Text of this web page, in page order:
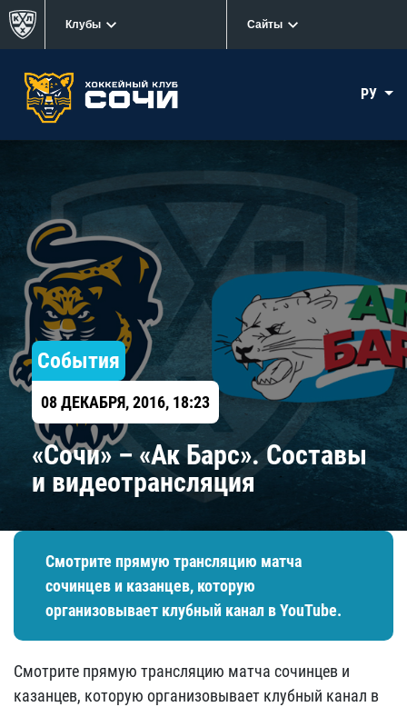
Клубы Сайты
РУ
События
08 ДЕКАБРЯ, 2016, 18:23
«Сочи» – «Ак Барс». Составы
и видеотрансляция
Смотрите прямую трансляцию матча
сочинцев и казанцев, которую
организовывает клубный канал в YouTube.
Смотрите прямую трансляцию матча сочинцев и
казанцев, которую организовывает клубный канал в